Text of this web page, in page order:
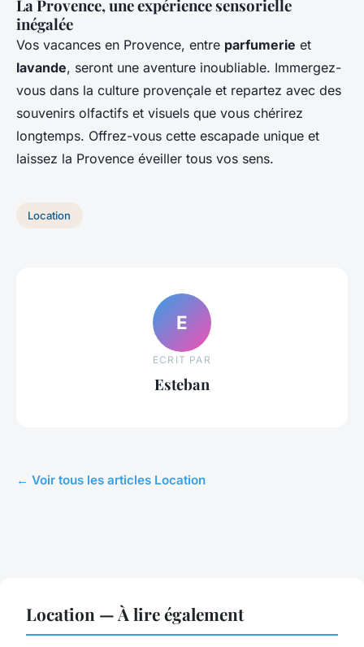
La Provence, une expérience sensorielle
inégalée
Vos vacances en Provence, entre parfumerie et
lavande, seront une aventure inoubliable. Immergez-
vous dans la culture provençale et repartez avec des
souvenirs olfactifs et visuels que vous chérirez
longtemps. Offrez-vous cette escapade unique et
laissez la Provence éveiller tous vos sens.
Location
E
ECRIT PAR
Esteban
← Voir tous les articles Location
Location — À lire également